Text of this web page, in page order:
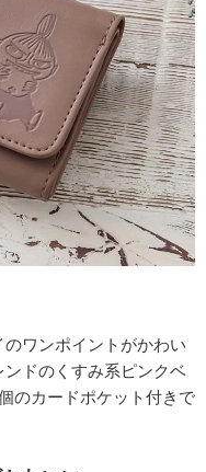
ワンポイントがかわい
ドのくすみ系ピンクベ
のカードポケット付きで